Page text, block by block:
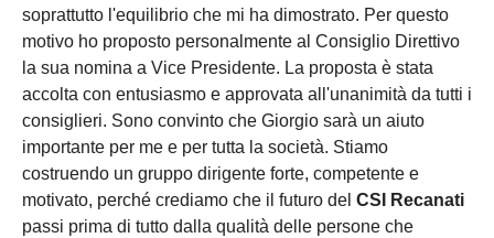
soprattutto l'equilibrio che mi ha dimostrato. Per questo
motivo ho proposto personalmente al Consiglio Direttivo
la sua nomina a Vice Presidente. La proposta è stata
accolta con entusiasmo e approvata all'unanimità da tutti i
consiglieri. Sono convinto che Giorgio sarà un aiuto
importante per me e per tutta la società. Stiamo
costruendo un gruppo dirigente forte, competente e
motivato, perché crediamo che il futuro del CSI Recanati
passi prima di tutto dalla qualità delle persone che